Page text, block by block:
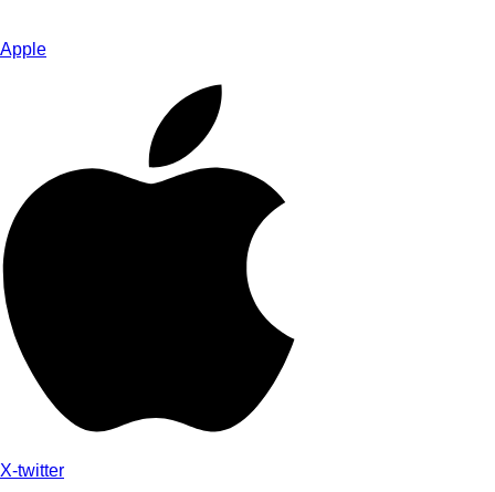
Apple
X-twitter